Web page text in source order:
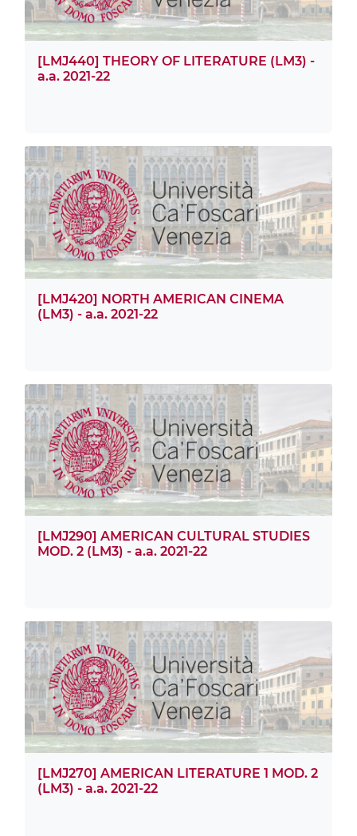
[LMJ440] THEORY OF LITERATURE (LM3) -
a.a. 2021-22
[LMJ420] NORTH AMERICAN CINEMA
(LM3) - a.a. 2021-22
[LMJ290] AMERICAN CULTURAL STUDIES
MOD. 2 (LM3) - a.a. 2021-22
[LMJ270] AMERICAN LITERATURE 1 MOD. 2
(LM3) - a.a. 2021-22